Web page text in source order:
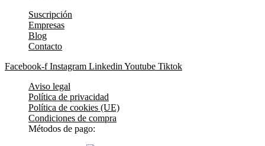
Suscripción
Empresas
Blog
Contacto
Facebook-f Instagram Linkedin Youtube Tiktok
Aviso legal
Política de privacidad
Política de cookies (UE)
Condiciones de compra
Métodos de pago: